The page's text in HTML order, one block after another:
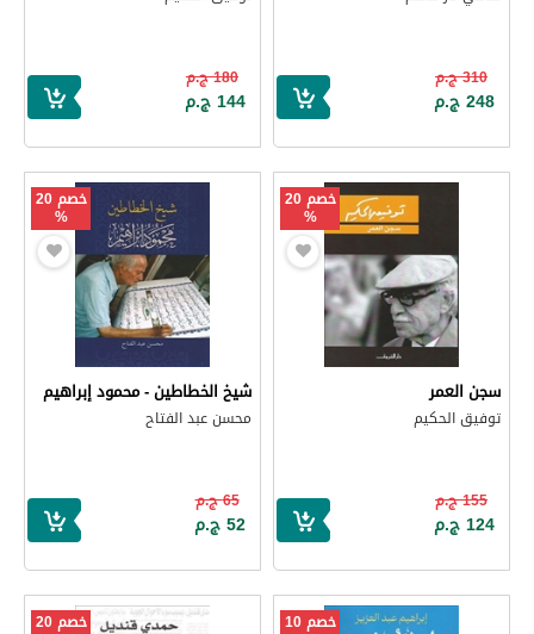
310 ج.م
248 ج.م
180 ج.م
144 ج.م
خصم 20
%
سجن العمر
توفيق الحكيم
155 ج.م
124 ج.م
خصم 20
%
شيخ الخطاطين - محمود إبراهيم
محسن عبد الفتاح
65 ج.م
52 ج.م
خصم 10 خصم 20